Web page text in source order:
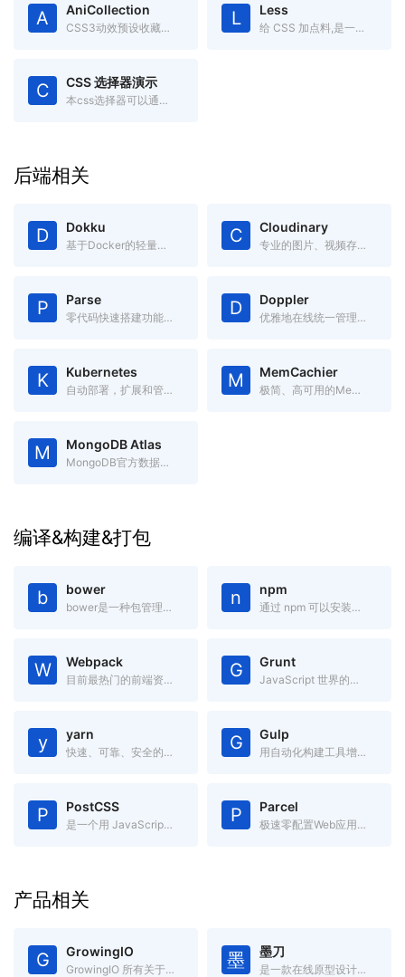
A AniCollection
CSS3动效预设收藏集合 L Less
给 CSS 加点料,是一门向后兼容的 CSS 扩展语言。
C CSS 选择器演示
本css选择器可以通过本页面直观的理解 CSS 选择器的作用区域
后端相关
D Dokku
基于Docker的轻量级开源PasS，可通过git直接部署 C Cloudinary
专业的图片、视频存储管理服务，提供各种语言的API
P Parse
零代码快速搭建功能完备的App后端系统 D Doppler
优雅地在线统一管理各项配置，替代本地.env文件，跨语言跨平台
K Kubernetes
自动部署，扩展和管理容器化应用程序的开源系统 M MemCachier
极简、高可用的Memcache服务
M MongoDB Atlas
MongoDB官方数据库服务, 500M免费空间
编译&构建&打包
b bower
bower是一种包管理器,它可用于搜索、安装和卸载如JavaScript、HTML、CSS之类的网络资源。 n npm
通过 npm 可以安装、共享、分发代码,管理项目依赖关系。
W Webpack
目前最热门的前端资源模块化管理和打包工具 G Grunt
JavaScript 世界的构建工具
y yarn
快速、可靠、安全的依赖管理。 G Gulp
用自动化构建工具增强你的工作流程
P PostCSS
是一个用 JavaScript 工具和插件转换 CSS 代码的工具 P Parcel
极速零配置Web应用打包工具
产品相关
G GrowingIO
GrowingIO 所有关于「增长」的电子书 墨 墨刀
是一款在线原型设计与远程协作平台